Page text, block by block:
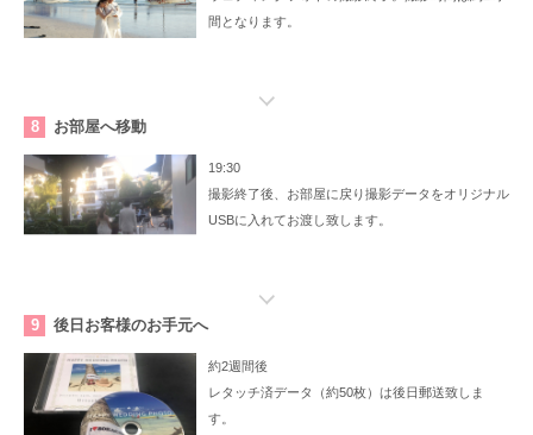
間となります。
8 お部屋へ移動
19:30
撮影終了後、お部屋に戻り撮影データをオリジナル
USBに入れてお渡し致します。
9 後日お客様のお手元へ
約2週間後
レタッチ済データ（約50枚）は後日郵送致しま
す。